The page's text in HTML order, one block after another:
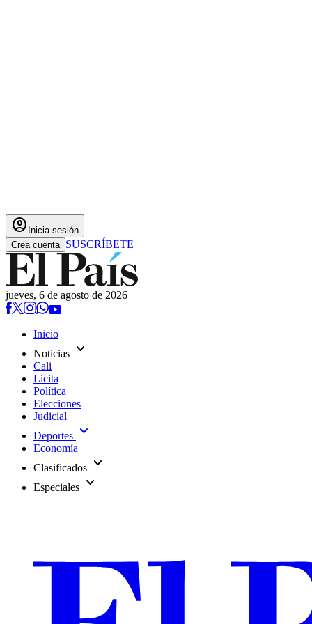
account_circle Inicia sesión
Crea cuenta SUSCRÍBETE
jueves, 6 de agosto de 2026
Inicio
Noticias expand_more
Cali
Licita
Política
Elecciones
Judicial
Deportes expand_more
Economía
Clasificados expand_more
Especiales expand_more